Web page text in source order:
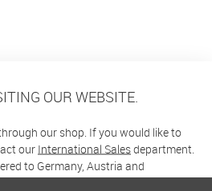
OUR WEBSITE.
our shop. If you would like to
our International Salesdepartment.
to Germany, Austria and